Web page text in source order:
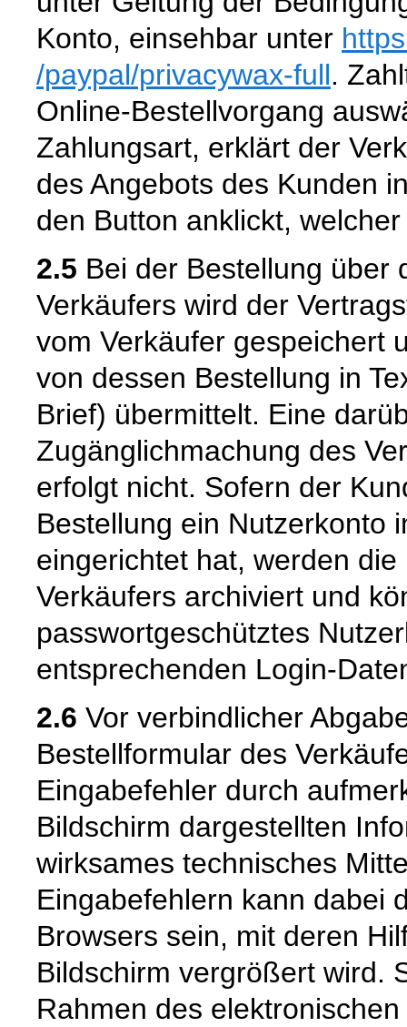
Konto, einsehbar unter
/paypal/privacywax-full.
Online-Bestellvorgang
Zahlungsart, erklärt der
des Angebots des Kunden
den Button anklickt,
2.5 Bei der Bestellung über
Verkäufers wird der
vom Verkäufer gespeichert
von dessen Bestellung in
Brief) übermittelt. Eine
Zugänglichmachung des
erfolgt nicht. Sofern der
Bestellung ein Nutzerkonto
eingerichtet hat, werden
Verkäufers archiviert und
passwortgeschütztes
entsprechenden Login-
2.6 Vor verbindlicher
Bestellformular des
Eingabefehler durch
Bildschirm dargestellten
wirksames technisches
Eingabefehlern kann dabei
Browsers sein, mit deren
Bildschirm vergrößert wird.
Rahmen des